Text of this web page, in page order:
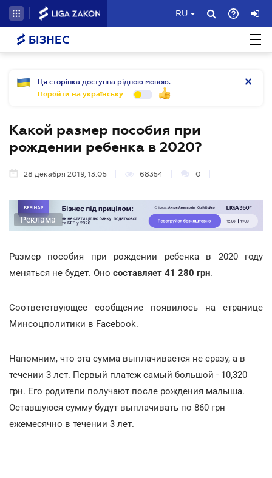
RU
БІЗНЕС
Ця сторінка доступна рідною мовою.
Перейти на українську
Какой размер пособия при
рождении ребенка в 2020?
28 декабря 2019, 13:05 68354 0
Реклама
Размер пособия при рождении ребенка в 2020 году
меняться не будет. Оно составляет 41 280 грн.
Соответствующее сообщение появилось на странице
Минсоцполитики в Facebook.
Напомним, что эта сумма выплачивается не сразу, а в
течении 3 лет. Первый платеж самый большой - 10,320
грн. Его родители получают после рождения малыша.
Оставшуюся сумму будут выплачивать по 860 грн
ежемесячно в течении 3 лет.